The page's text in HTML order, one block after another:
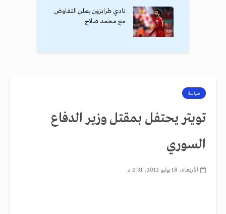
نادي طرابزون يعلن التفاوض
مع محمد صلاح
سياسة
تويتر يحتفل بمقتل وزير الدفاع
السوري
الأربعاء، 18 يوليو 2012، 2:31 م